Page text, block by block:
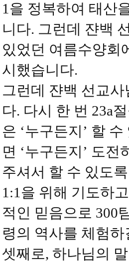
1을 정복하여 태산
니다. 그런데 쟌백
있었던 여름수양회
시했습니다.
그런데 쟌백 선교
다. 다시 한 번 23a
은 ‘누구든지’ 할
면 ‘누구든지’ 도
주셔서 할 수 있도
1:1을 위해 기도하
적인 믿음으로 300
령의 역사를 체험
셋째로, 하나님의